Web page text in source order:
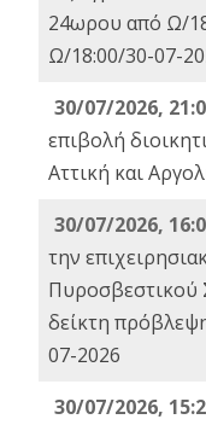
24ωρου από Ω/
Ω/18:00/30-07-
30/07/2026,
επιβολή
Αττική και
30/07/2026,
την
Πυροσβεστικού
δείκτη
07-2026
30/07/2026,